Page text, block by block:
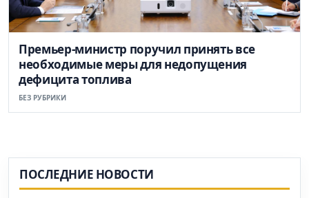
Премьер-министр поручил принять все
необходимые меры для недопущения
дефицита топлива
БЕЗ РУБРИКИ
ПОСЛЕДНИЕ НОВОСТИ